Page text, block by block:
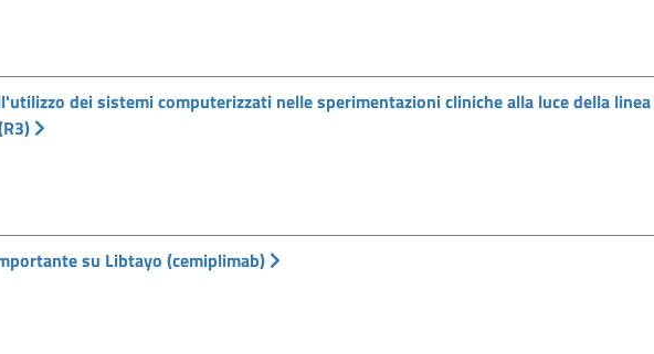
dei sistemi computerizzati nelle sperimentazioni cliniche alla luce della linea
su Libtayo (cemiplimab)